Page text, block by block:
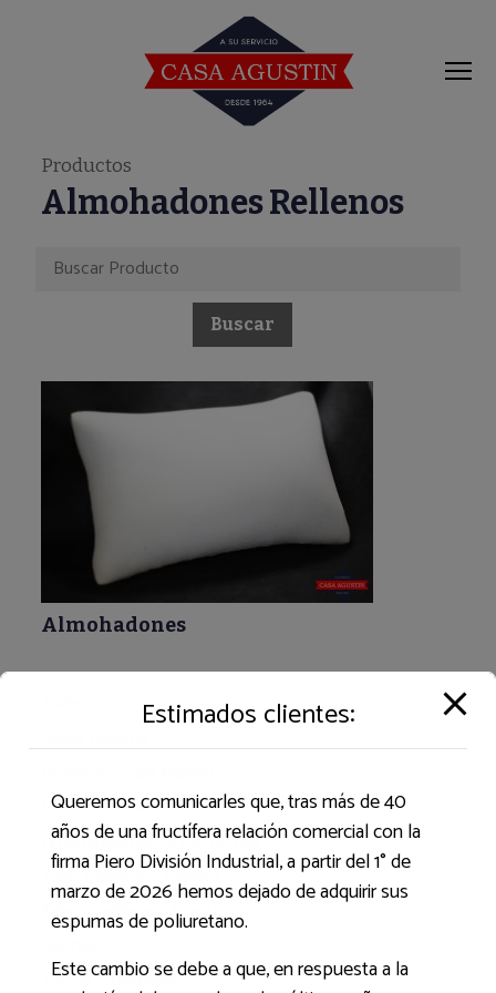
Productos
Almohadones Rellenos
Almohadones
Placas Acústicas
Almohadones Rellenos
Telas Plasticas - Cuerina
Telas, Arpilleras y Acrotop
Tachas y Hormillas
modal-check
Estimados clientes:
Queremos comunicarles que, tras más de 40
años de una fructífera relación comercial con la
firma Piero División Industrial, a partir del 1° de
marzo de 2026 hemos dejado de adquirir sus
espumas de poliuretano.
Este cambio se debe a que, en respuesta a la